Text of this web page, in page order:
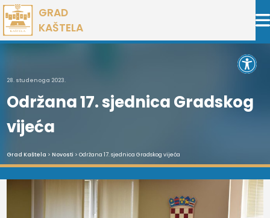
Preskoči
na
sadržaj
GRAD
KAŠTELA
28. studenoga 2023.
Održana 17. sjednica Gradskog
vijeća
Grad Kaštela > Novosti > Održana 17. sjednica Gradskog vijeća